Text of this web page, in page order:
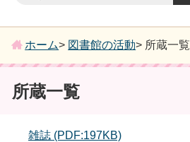
ホーム> 図書館の活動> 所蔵一覧
所蔵一覧
雑誌 (PDF:197KB)